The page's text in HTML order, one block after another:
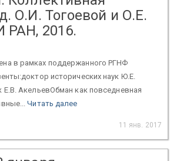
О.И. Тогоевой и О.Е.
РАН, 2016.
в рамках поддержанного РГНФ
исторических наук Ю.Е.
Е.В. АкельевОбман как повседневная
Читать далее
11 янв. 2017